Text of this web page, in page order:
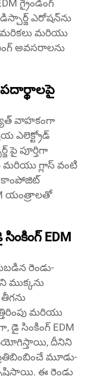
గ్రైండింగ్
ఎరోషన్‌ను
మరియు
అవసరాలను
పదార్థాలపై
వాహకంగా
ఎలెక్ట్రోడ్
పై పూర్తిగా
మరియు గ్లాస్ వంటి
కాంపోజిట్
యంత్రాలతో
EDM
రెండు-
మరియు
డై సింకింగ్ EDM
దీనిని
మూడు-
ఈ రెండు